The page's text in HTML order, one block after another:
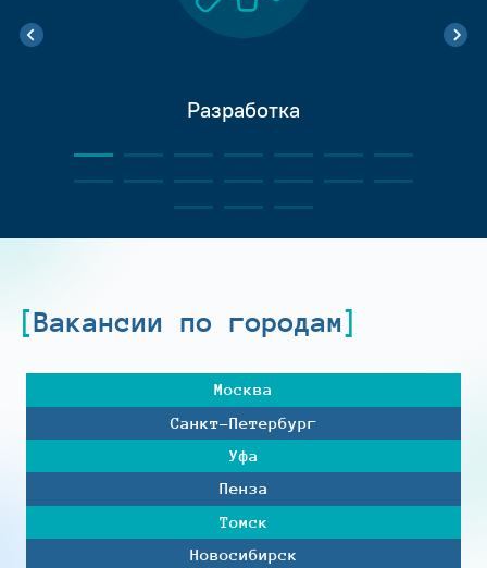
Разработка
Вакансии по городам
Москва
Санкт-Петербург
Уфа
Пенза
Томск
Новосибирск